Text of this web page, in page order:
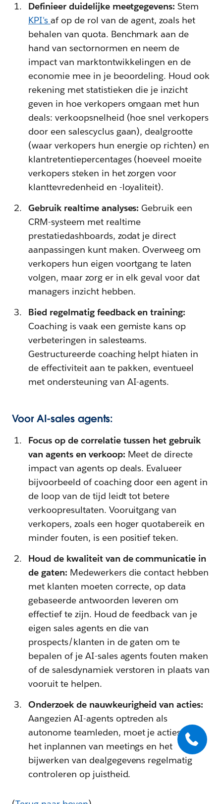
Definieer duidelijke meetgegevens:Stem
KPI's af op de rol van de agent, zoals het
behalen van quota. Benchmark aan de
hand van sectornormen en neem de
impact van marktontwikkelingen en de
economie mee in je beoordeling. Houd ook
rekening met statistieken die je inzicht
geven in hoe verkopers omgaan met hun
deals: verkoopsnelheid (hoe snel verkopers
door een salescyclus gaan), dealgrootte
(waar verkopers hun energie op richten) en
klantretentiepercentages (hoeveel moeite
verkopers steken in het zorgen voor
klanttevredenheid en -loyaliteit).
Gebruik realtime analyses: Gebruik een
CRM-systeem met realtime
prestatiedashboards, zodat je direct
aanpassingen kunt maken. Overweeg om
verkopers hun eigen voortgang te laten
volgen, maar zorg er in elk geval voor dat
managers inzicht hebben.
Bied regelmatig feedback en training:
Coaching is vaak een gemiste kans op
verbeteringen in salesteams.
Gestructureerde coaching helpt hiaten in
de effectiviteit aan te pakken, eventueel
met ondersteuning van AI-agents.
Voor AI-sales agents:
Focus op de correlatie tussen het gebruik
van agents en verkoop: Meet de directe
impact van agents op deals. Evalueer
bijvoorbeeld of coaching door een agent in
de loop van de tijd leidt tot betere
verkoopresultaten. Vooruitgang van
verkopers, zoals een hoger quotabereik en
minder fouten, is een positief teken.
Houd de kwaliteit van de communicatie in
de gaten: Medewerkers die contact hebben
met klanten moeten correcte, op data
gebaseerde antwoorden leveren om
effectief te zijn. Houd de feedback van je
eigen sales agents en die van
prospects/klanten in de gaten om te
bepalen of je AI-sales agents fouten maken
of de salesdynamiek verstoren in plaats van
vooruit te helpen.
Onderzoek de nauwkeurigheid van acties:
Aangezien AI-agents optreden als
autonome teamleden, moet je acties zoals
het inplannen van meetings en het
bijwerken van dealgegevens regelmatig
controleren op juistheid.